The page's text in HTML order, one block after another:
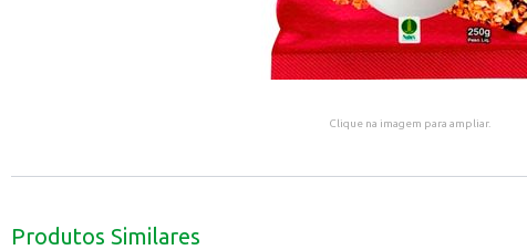
Clique na imagem para ampliar.
Produtos Similares